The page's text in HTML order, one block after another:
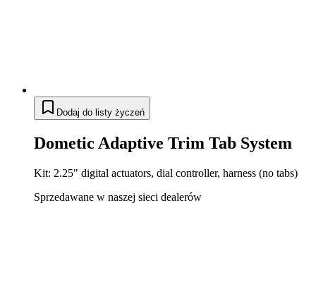
Dodaj do listy życzeń
Dometic Adaptive Trim Tab System
Kit: 2.25" digital actuators, dial controller, harness (no tabs)
Sprzedawane w naszej sieci dealerów